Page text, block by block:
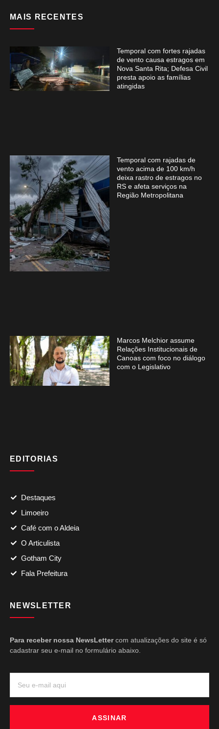
MAIS RECENTES
Temporal com fortes rajadas
de vento causa estragos em
Nova Santa Rita; Defesa Civil
presta apoio as famílias
atingidas
Temporal com rajadas de
vento acima de 100 km/h
deixa rastro de estragos no
RS e afeta serviços na
Região Metropolitana
Marcos Melchior assume
Relações Institucionais de
Canoas com foco no diálogo
com o Legislativo
EDITORIAS
Destaques
Limoeiro
Café com o Aldeia
O Articulista
Gotham City
Fala Prefeitura
NEWSLETTER
Para receber nossa NewsLettercom atualizações do site é só
cadastrar seu e-mail no formulário abaixo.
ASSINAR